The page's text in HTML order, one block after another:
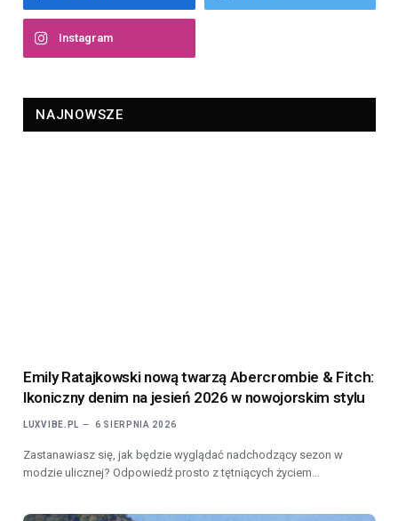
Instagram
NAJNOWSZE
Emily Ratajkowski nową twarzą Abercrombie & Fitch:
Ikoniczny denim na jesień 2026 w nowojorskim stylu
LUXVIBE.PL 6 SIERPNIA 2026
Zastanawiasz się, jak będzie wyglądać nadchodzący sezon w
modzie ulicznej? Odpowiedź prosto z tętniących życiem…